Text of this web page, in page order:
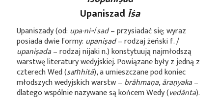
Upaniszad Īśa
Upaniszady (od: upa-ni-√sad– przysiadać się; wyraz
posiada dwie formy: upaniṣad– rodzaj żeński f. /
upaniṣada– rodzaj nijaki n.) konstytuują najmłodszą
warstwę literatury wedyjskiej. Powiązane były z jedną z
czterech Wed (saṁhitā), a umieszczane pod koniec
młodszych wedyjskich warstw – brāhmaṇa,āraṇyaka–
dlatego wspólnie nazywane są końcem Wedy (vedānta).